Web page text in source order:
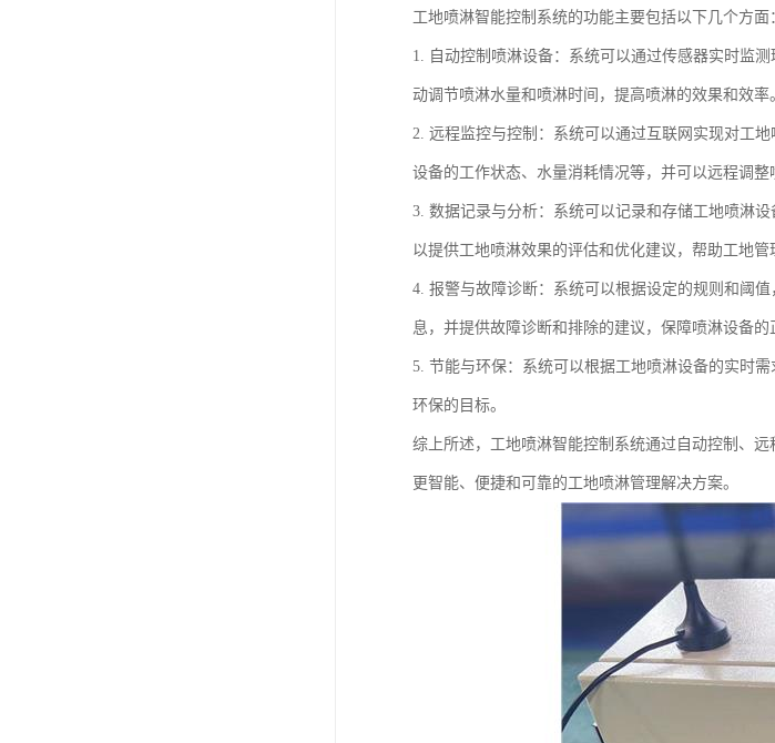
工地喷淋智能控制系统的功能主要包括以下几个方面
1. 自动控制喷淋设备：系统可以通过传感器实时监
动调节喷淋水量和喷淋时间，提高喷淋的效果和效率
2. 远程监控与控制：系统可以通过互联网实现对工
设备的工作状态、水量消耗情况等，并可以远程调整
3. 数据记录与分析：系统可以记录和存储工地喷淋
以提供工地喷淋效果的评估和优化建议，帮助工地管
4. 报警与故障诊断：系统可以根据设定的规则和阈
息，并提供故障诊断和排除的建议，保障喷淋设备的
5. 节能与环保：系统可以根据工地喷淋设备的实时
环保的目标。
综上所述，工地喷淋智能控制系统通过自动控制、
更智能、便捷和可靠的工地喷淋管理解决方案。